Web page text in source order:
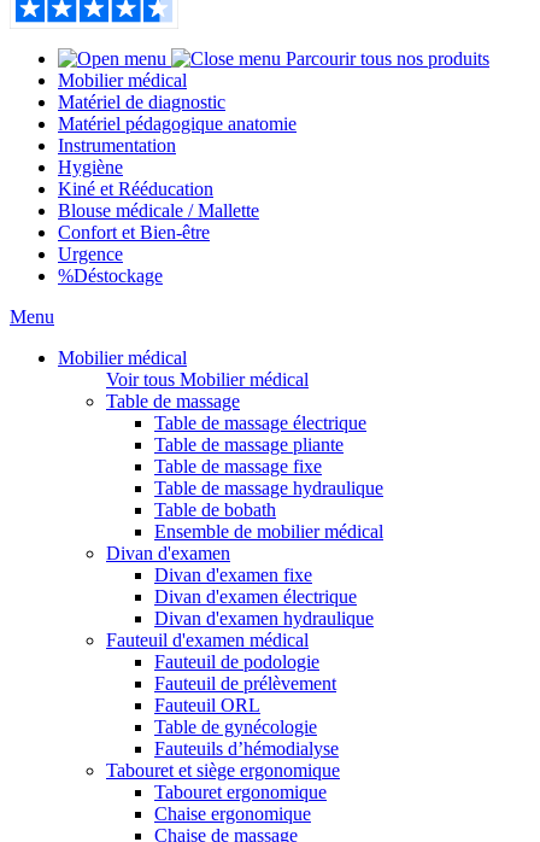
Parcourir tous nos produits
Mobilier médical
Matériel de diagnostic
Matériel pédagogique anatomie
Instrumentation
Hygiène
Kiné et Rééducation
Blouse médicale / Mallette
Confort et Bien-être
Urgence
%Déstockage
Menu
Mobilier médical
Voir tous Mobilier médical
Table de massage
Table de massage électrique
Table de massage pliante
Table de massage fixe
Table de massage hydraulique
Table de bobath
Ensemble de mobilier médical
Divan d'examen
Divan d'examen fixe
Divan d'examen électrique
Divan d'examen hydraulique
Fauteuil d'examen médical
Fauteuil de podologie
Fauteuil de prélèvement
Fauteuil ORL
Table de gynécologie
Fauteuils d’hémodialyse
Tabouret et siège ergonomique
Tabouret ergonomique
Chaise ergonomique
Chaise de massage